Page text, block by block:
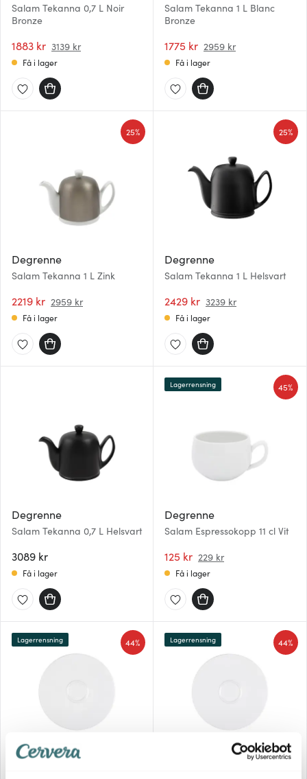
Salam Tekanna 0,7 L Noir
Bronze
1883 kr 3139 kr
Få i lager
Salam Tekanna 1 L Blanc
Bronze
1775 kr 2959 kr
Få i lager
Degrenne
Salam Tekanna 1 L Zink
2219 kr 2959 kr
25%
Få i lager
Degrenne
Salam Tekanna 1 L Helsvart
2429 kr 3239 kr
25%
Få i lager
Degrenne
Salam Tekanna 0,7 L Helsvart
3089 kr
Få i lager
Degrenne
Salam Espressokopp 11 cl Vit
125 kr 229 kr
45%
Lagerrensning
Få i lager
Degrenne
44%
Lagerrensning 44%
Lagerrensning